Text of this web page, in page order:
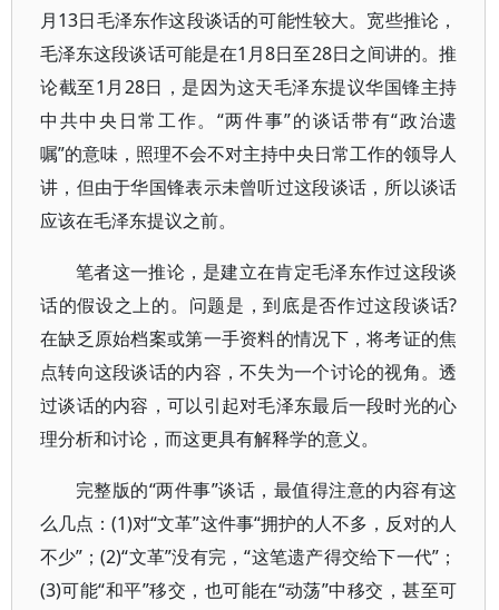
月13日毛泽东作这段谈话的可能性较大。宽些推论，
毛泽东这段谈话可能是在1月8日至28日之间讲的。推
论截至1月28日，是因为这天毛泽东提议华国锋主持
中共中央日常工作。“两件事”的谈话带有“政治遗
嘱”的意味，照理不会不对主持中央日常工作的领导人
讲，但由于华国锋表示未曾听过这段谈话，所以谈话
应该在毛泽东提议之前。
笔者这一推论，是建立在肯定毛泽东作过这段谈
话的假设之上的。问题是，到底是否作过这段谈话?
在缺乏原始档案或第一手资料的情况下，将考证的焦
点转向这段谈话的内容，不失为一个讨论的视角。透
过谈话的内容，可以引起对毛泽东最后一段时光的心
理分析和讨论，而这更具有解释学的意义。
完整版的“两件事”谈话，最值得注意的内容有这
么几点：(1)对“文革”这件事“拥护的人不多，反对的人
不少”；(2)“文革”没有完，“这笔遗产得交给下一代”；
(3)可能“和平”移交，也可能在“动荡”中移交，甚至可